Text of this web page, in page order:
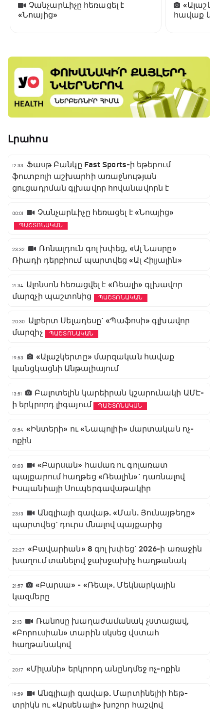
Չանչարևիչը հեռացել է
«Նոայից»
հավաք
Լրահոս
12:33
Ֆասթ Բանկը Fast Sports-ի եթերում
ֆուտբոլի աշխարհի առաջնության
ցուցադրման գլխավոր հովանավորն է
00:01 Չանչարևիչը հեռացել է «Նոայից»
ՊԱՇՏՈՆԱԿԱՆ
23:32
Ռոնալդուն գոլ խփեց, «Ալ Նասրը»
Ռիադի դերբիում պարտվեց «Ալ Հիլյալին»
21:34 Ալոնսոն հեռացվել է «Ռեալի» գլխավոր
մարզչի պաշտոնից
ՊԱՇՏՈՆԱԿԱՆ
20:30
Ալբերտ Սելադեսը` «Պաֆոսի» գլխավոր
մարզիչ
ՊԱՇՏՈՆԱԿԱՆ
19:53
«Ալաշկերտը» մարզական հավաք
կանցկացնի Անթալիայում
13:51
Բալոտելին կարեիրան կշարունակի ԱՄԷ-
ի երկրորդ լիգայում
ՊԱՇՏՈՆԱԿԱՆ
01:54 «Ինտերի» ու «Նապոլիի» մարտական ոչ-
ոքին
01:03
«Բարսան» համառ ու գոլառատ
պայքարում հաղթեց «Ռեալին»` դառնալով
Իսպանիայի Սուպերգավաթակիր
23:13
Անգլիայի գավաթ. «Ման. Յունայթեդը»
պարտվեց` դուրս մնալով պայքարից
22:27 «Բավարիան» 8 գոլ խփեց` 2026-ի առաջին
խաղում տանելով ջախջախիչ հաղթանակ
21:57
«Բարսա» - «Ռեալ». Մեկնարկային
կազմերը
21:13
Ռանոսը խաղաժամանակ չստացավ,
«Բորուսիան» տարին սկսեց վստահ
հաղթանակով
20:17 «Միլանի» երկրորդ անընդմեջ ոչ-ոքին
19:59
Անգլիայի գավաթ. Մարտինելիի հեթ-
տրիկն ու «Արսենալի» խոշոր հաշվով